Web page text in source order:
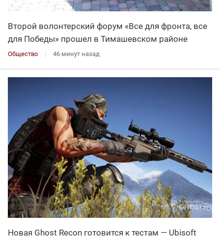
Второй волонтерский форум «Все для фронта, все
для Победы» прошел в Тимашевском районе
Общество 46 минут назад
Новая Ghost Recon готовится к тестам — Ubisoft